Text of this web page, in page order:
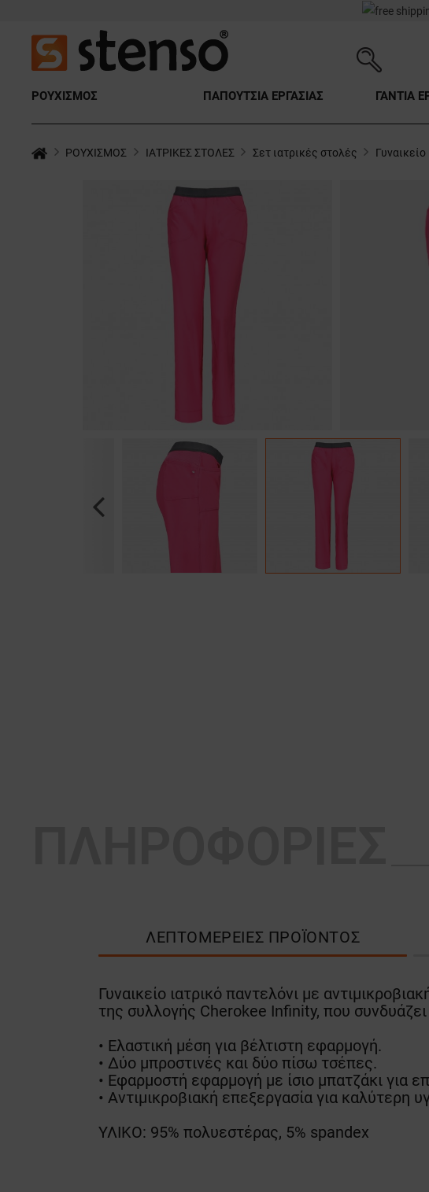
ΡΟΥΧΙΣΜΟΣ ΠΑΠΟΥΤΣΙΑ ΕΡΓΑΣΙΑΣ ΓΑΝΤΙΑ
ΡΟΥΧΙΣΜΟΣ ΙΑΤΡΙΚΕΣ ΣΤΟΛΕΣ Σετ ιατρικές στολές
Previous
ΛΕΠΤΟΜΈΡΕΙΕΣ ΠΡΟΪΌΝΤΟΣ
Γυναικείο ιατρικό παντελόνι με
της συλλογής Cherokee Infinity, που
• Ελαστική μέση για βέλτιστη εφαρμογή.
• Δύο μπροστινές και δύο πίσω τσέπες.
• Εφαρμοστή εφαρμογή με ίσιο μπατζάκι για
• Αντιμικροβιακή επεξεργασία για καλύτερη
ΥΛΙΚΟ: 95% πολυεστέρας, 5% spandex